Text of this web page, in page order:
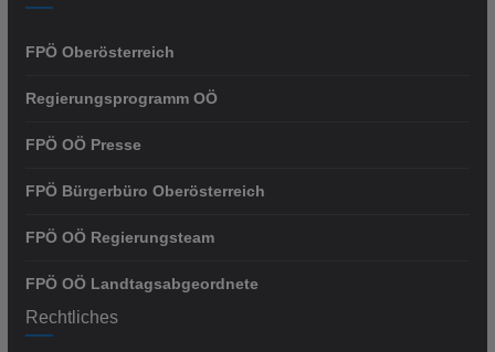
FPÖ Oberösterreich
Regierungsprogramm OÖ
FPÖ OÖ Presse
FPÖ Bürgerbüro Oberösterreich
FPÖ OÖ Regierungsteam
FPÖ OÖ Landtagsabgeordnete
Rechtliches